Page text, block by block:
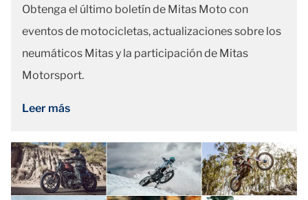
Obtenga el último boletín de Mitas Moto con
eventos de motocicletas, actualizaciones sobre los
neumáticos Mitas y la participación de Mitas
Motorsport.
Leer más